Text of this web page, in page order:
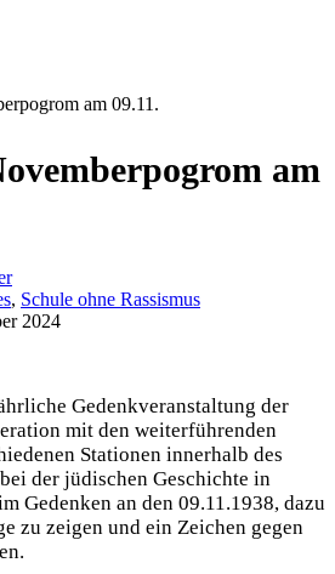
am 09.11.
am
, Schule ohne Rassismus
2024
Gedenkveranstaltung der
mit den weiterführenden
Stationen innerhalb des
der jüdischen Geschichte in
Gedenken an den 09.11.1938, dazu
zu zeigen und ein Zeichen gegen